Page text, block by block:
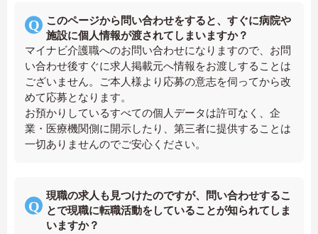
このページから問い合わせをすると、すぐに病院や
施設に個人情報が渡されてしまいますか？
マイナビ介護職へのお問い合わせになりますので、お問
い合わせ後すぐに求人掲載元へ情報をお渡しすることは
ございません。ご本人様より応募の意志を伺ってから改
めて応募となります。
お預かりしているすべての個人データは許可なく、企
業・医療機関側に開示したり、第三者に提供することは
一切ありませんのでご安心ください。
現職の求人も見つけたのですが、問い合わせするこ
とで現職に転職活動をしていることが知られてしま
いますか？